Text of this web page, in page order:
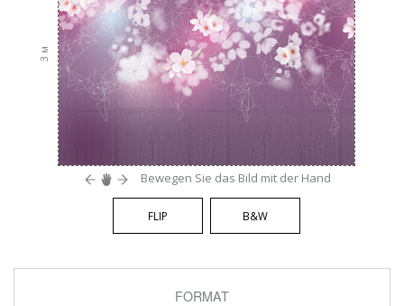
3
м
Bewegen Sie das Bild mit der Hand
FLIP B&W
FORMAT